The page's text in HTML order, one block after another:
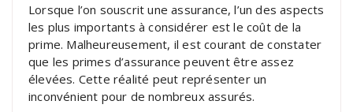
Lorsque l’on souscrit une assurance, l’un des aspects
les plus importants à considérer est le coût de la
prime. Malheureusement, il est courant de constater
que les primes d’assurance peuvent être assez
élevées. Cette réalité peut représenter un
inconvénient pour de nombreux assurés.